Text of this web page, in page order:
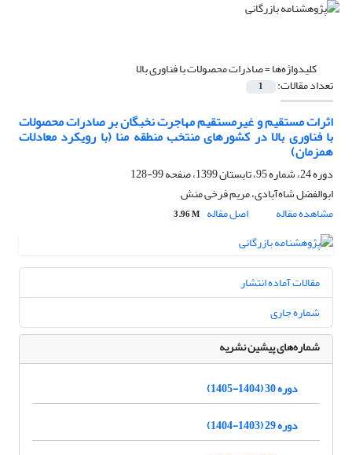
کلیدواژه‌ها =صادرات محصولات با فناوری بالا
تعداد مقالات: 1
اثرات مستقیم و غیرمستقیم مهاجرت نخبگان بر صادرات محصولات
با فناوری بالا در کشورهای منتخب منطقه منا (با رویکرد معادلات
همزمان)
دوره 24، شماره 95، تابستان 1399، صفحه
99-128
ابوالفضل شاه‌آبادی، مریم فرخی منش
مشاهده مقاله
اصل مقاله 3.96 M
مقالات آماده انتشار
شماره جاری
شماره‌های پیشین نشریه
دوره 30 (1404-1405)
دوره 29 (1403-1404)